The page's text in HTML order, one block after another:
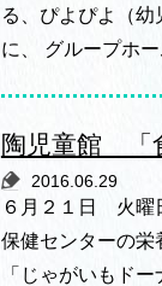
る、ぴよぴよ（
に、 グループホ
陶児童館 「
2016.06.29
６月２１日 火
保健センターの栄
「じゃがいもド